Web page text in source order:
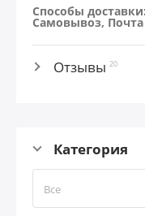
Способы доставки:
Самовывоз, Почта
Отзывы 20
Категория
Все